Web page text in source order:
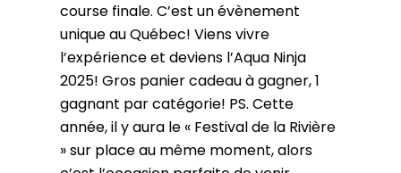
course finale. C’est un évènement
unique au Québec! Viens vivre
l’expérience et deviens l’Aqua Ninja
2025! Gros panier cadeau à gagner, 1
gagnant par catégorie! PS. Cette
année, il y aura le « Festival de la Rivière
» sur place au même moment, alors